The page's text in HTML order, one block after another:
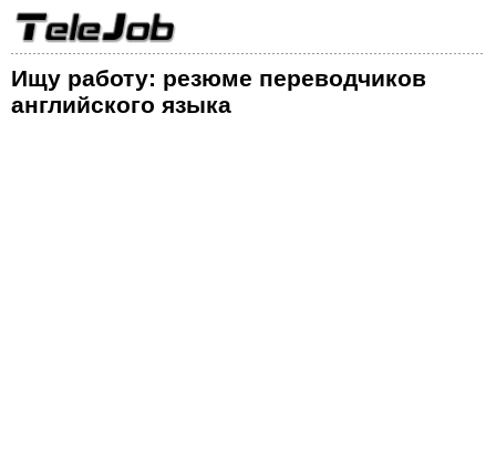
Ищу работу: резюме переводчиков
английского языка